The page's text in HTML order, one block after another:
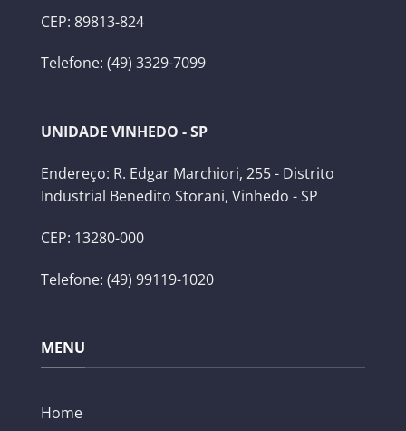
CEP: 89813-824
Telefone: (49) 3329-7099
UNIDADE VINHEDO - SP
Endereço: R. Edgar Marchiori, 255 - Distrito
Industrial Benedito Storani, Vinhedo - SP
CEP: 13280-000
Telefone: (49) 99119-1020
MENU
Home